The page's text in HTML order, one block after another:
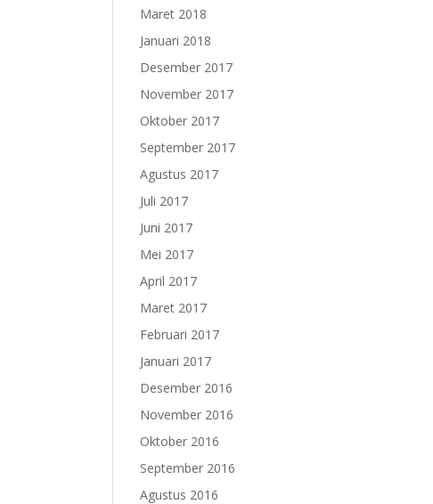
Maret 2018
Januari 2018
Desember 2017
November 2017
Oktober 2017
September 2017
Agustus 2017
Juli 2017
Juni 2017
Mei 2017
April 2017
Maret 2017
Februari 2017
Januari 2017
Desember 2016
November 2016
Oktober 2016
September 2016
Agustus 2016